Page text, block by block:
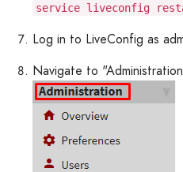
service liveconfig
Log in to LiveConfig as
Navigate to